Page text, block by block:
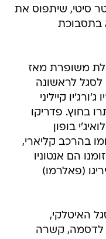
סיטי, שיתפוס את
בתסבוכת
משופרת מאז
לסגל לראשונה
חבריו ג'ורג'יו קייליני
בחוץ. פדריקו
בופון
בהרכב קליארי,
הם אנטוניו
(פאלרמו)
האיטלקי,
לדסמה, קשרה